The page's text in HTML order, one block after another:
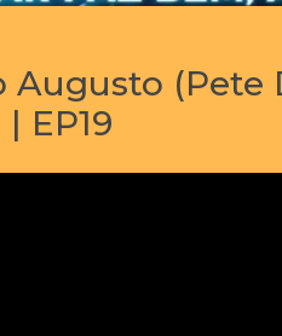
(Pete
EP19